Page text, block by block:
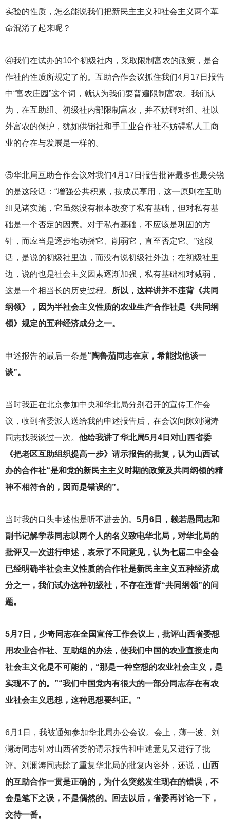
实验的性质，怎么能说我们把新民主主义和社会主义两个革
命混淆了起来呢？
④我们在试办的10个初级社内，采取限制富农的政策，是合
作社的性质所规定了的。互助合作会议抓住我们4月17日报告
中“富农庄园”这个词，就认为我们要普遍限制富农。我们认
为，在互助组、初级社内部限制富农，并不妨碍对组、社以
外富农的保护，犹如供销社和手工业合作社不妨碍私人工商
业的存在与发展是一样的。
⑤华北局互助合作会议对我们4月17日报告批评最多也最尖锐
的是这段话：“增强公共积累，按成员享用，这一原则在互助
组见诸实施，它虽然没有根本改变了私有基础，但对私有基
础是一个否定的因素。对于私有基础，不应该是巩固的方
针，而应当是逐步地动摇它、削弱它，直至否定它。”这段
话，是说的初级社里边，而没有说初级社外边；在初级社里
边，说的也是社会主义因素逐渐加强，私有基础相对减弱，
这是一个相当长的历史过程。
所以，这样讲并不违背《共同
纲领》，因为半社会主义性质的农业生产合作社是《共同纲
领》规定的五种经济成分之一。
申述报告的最后一条是“陶鲁茄同志在京，希能找他谈一
谈”。
当时我正在北京参加中央和华北局分别召开的宣传工作会
议，收到省委派人送给我的申述报告后，在会议间隙刘澜涛
同志找我谈过一次。 他给我讲了华北局5月4日对山西省委
《把老区互助组织提高一步》请示报告的批复，认为山西试
办的合作社“是和党的新民主主义时期的政策及共同纲领的精
神不相符合的，因而是错误的”。
当时我的口头申述他是听不进去的。 5月6日，赖若愚同志和
副书记解学恭同志以两个人的名义致电华北局，对华北局的
批评又一次进行申述，表示了不同意见，认为七届二中全会
已经明确半社会主义性质的合作社是新民主主义五种经济成
分之一，我们试办这种初级社，不存在违背“共同纲领”的问
题。
5月7日，少奇同志在全国宣传工作会议上，批评山西省委想
用农业合作社、互助组的办法，使我们中国的农业直接走向
社会主义化是不可能的，“那是一种空想的农业社会主义，是
实现不了的。”“我们中国党内有很大的一部分同志存在有农
业社会主义思想，这种思想要纠正。”
6月1日，我被通知参加华北局办公会议。会上，薄一波、刘
澜涛同志针对山西省委的请示报告和申述意见又进行了批
评。刘澜涛同志除了重复华北局的批复内容外，还说， 山西
的互助合作一贯是正确的，为什么突然发生现在的错误，不
会是笔下之误，不是偶然的。回去以后，省委再讨论一下，
交待一番。